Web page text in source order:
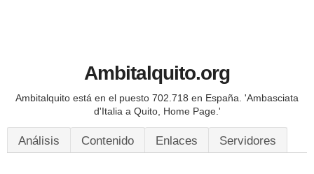
Ambitalquito.org
Ambitalquito está en el puesto 702.718 en España. 'Ambasciata
d'Italia a Quito, Home Page.'
Análisis Contenido Enlaces Servidores